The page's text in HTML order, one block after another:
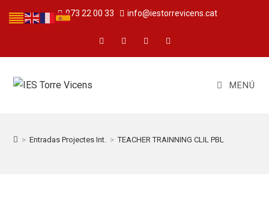
973 22 00 33 info@iestorrevicens.cat
MENÚ
> Entradas Projectes Int. > TEACHER TRAINNING CLIL PBL